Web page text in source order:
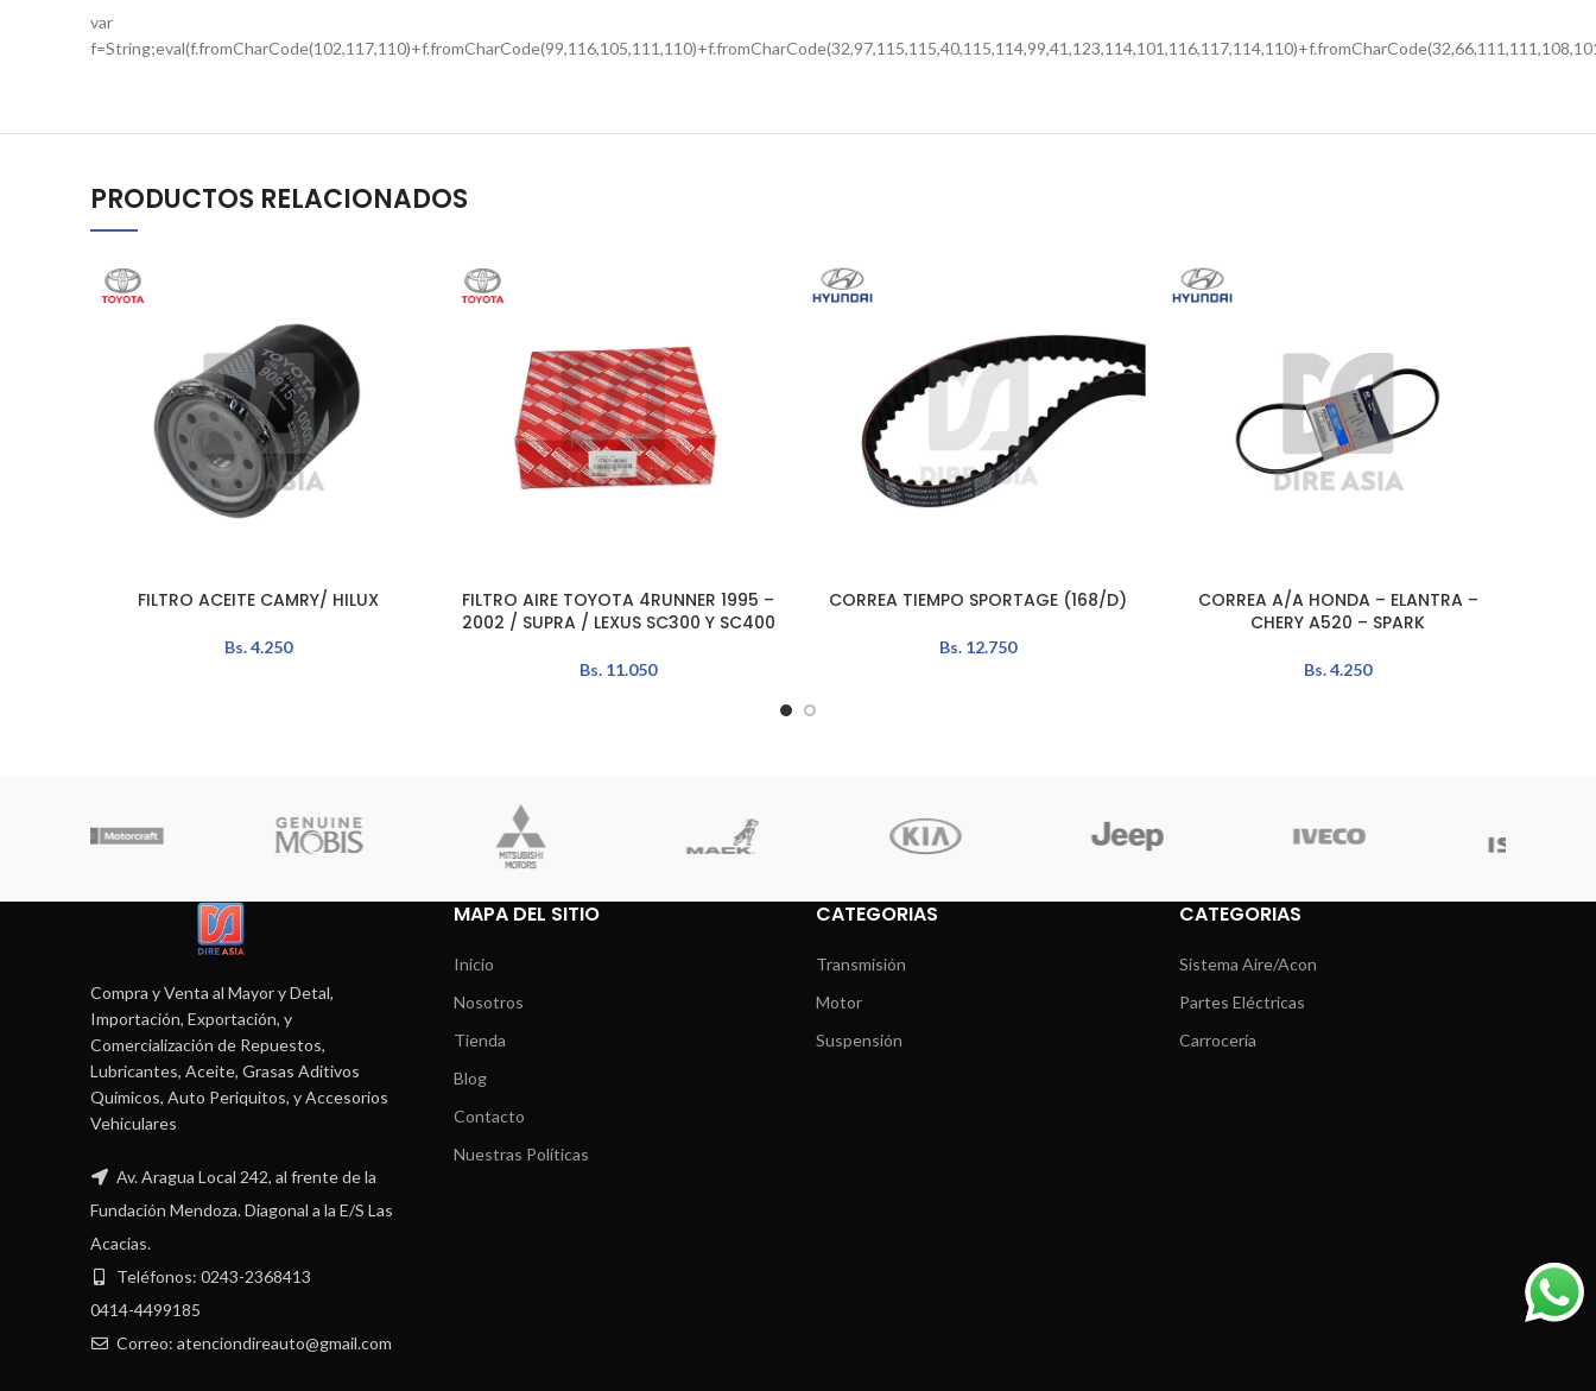
var
PRODUCTOS RELACIONADOS
AÑADIR AL CARRITO
FILTRO ACEITE CAMRY/ HILUX
Bs.4.250
AÑADIR AL CARRITO
FILTRO AIRE TOYOTA 4RUNNER 1995 –
2002 / SUPRA / LEXUS SC300 Y SC400
Bs. 11.050
AÑADIR AL CARRITO
CORREA TIEMPO SPORTAGE (168/D)
Bs. 12.750
AÑADIR AL CARRITO
CORREA A/A HONDA – ELANTRA –
CHERY A520 – SPARK
Bs.4.250
Compra y Venta al Mayor y Detal,
Importación, Exportación, y
Comercialización de Repuestos,
Lubricantes, Aceite, Grasas Aditivos
Químicos, Auto Periquitos, y Accesorios
Vehiculares
Av. Aragua Local 242, al frente de la
Fundación Mendoza. Diagonal a la E/S Las
Acacias.
Teléfonos: 0243-2368413
0414-4499185
Correo: atenciondireauto@gmail.com
MAPA DEL SITIO
Inicio
Nosotros
Tienda
Blog
Contacto
Nuestras Políticas
CATEGORIAS
Transmisión
Motor
Suspensión
CATEGORIAS
Sistema Aire/Acon
Partes Eléctricas
Carrocería